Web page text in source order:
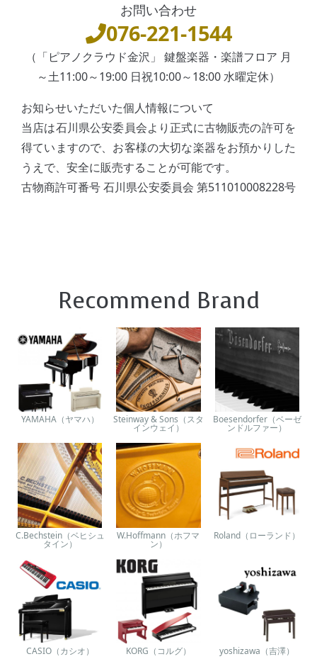
お問い合わせ
076-221-1544
（「ピアノクラウド金沢」 鍵盤楽器・楽譜フロア 月
～土11:00～19:00 日祝10:00～18:00 水曜定休）
お知らせいただいた個人情報について
当店は石川県公安委員会より正式に古物販売の許可を
得ていますので、お客様の大切な楽器をお預かりした
うえで、安全に販売することが可能です。
古物商許可番号 石川県公安委員会 第511010008228号
Recommend Brand
YAMAHA（ヤマハ） Steinway & Sons（スタ
インウェイ）
Boesendorfer（ベーゼ
ンドルファー）
C.Bechstein（ベヒシュ
タイン）
W.Hoffmann（ホフマ
ン）
Roland（ローランド）
CASIO（カシオ） KORG（コルグ） yoshizawa（吉澤）